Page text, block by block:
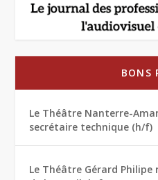
BONS
Le Théâtre Nanterre-
secrétaire technique (h/f)
Le Théâtre Gérard